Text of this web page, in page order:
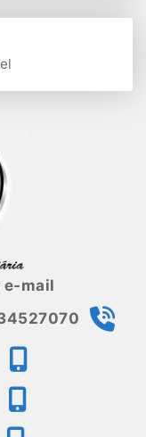
e-mail